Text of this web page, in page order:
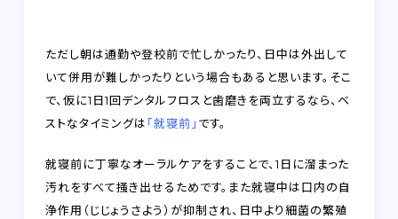
ただし朝は通勤や登校前で忙しかったり、日中は外出して
いて併用が難しかったりという場合もあると思います。そこ
で、仮に1日1回デンタルフロスと歯磨きを両立するなら、ベ
ストなタイミングは 「就寝前」 です。
就寝前に丁寧なオーラルケアをすることで、1日に溜まった
汚れをすべて掻き出せるためです。また就寝中は口内の自
浄作用（じじょうさよう）が抑制され、日中より細菌の繁殖